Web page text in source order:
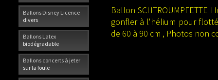
Ballons Disney Licence
divers
Ballons Latex
biodégradable
Ballons concerts à jeter
sur la foule
Ballon
gonfler à l'hélium pour
de 60 à 90 cm , Photos non